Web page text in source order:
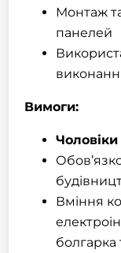
Монтаж
панелей
Вимоги:
Чоловіки
Вміння
болгарка